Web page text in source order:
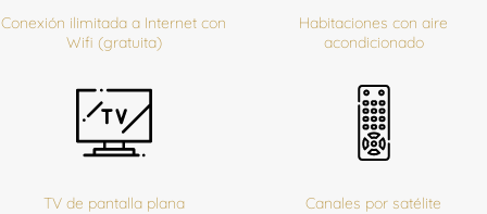
Conexión ilimitada a Internet con
Wifi (gratuita)
Habitaciones con aire
acondicionado
TV de pantalla plana Canales por satélite